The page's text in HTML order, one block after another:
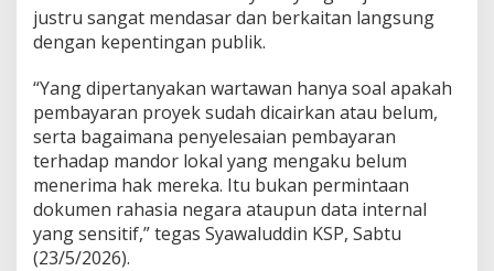
h
a
a
J
a
n
g
a
n
A
t
justru sangat mendasar dan berkaitan langsung
dengan kepentingan publik.
“Yang dipertanyakan wartawan hanya soal apakah
pembayaran proyek sudah dicairkan atau belum,
serta bagaimana penyelesaian pembayaran
terhadap mandor lokal yang mengaku belum
menerima hak mereka. Itu bukan permintaan
dokumen rahasia negara ataupun data internal
yang sensitif,” tegas Syawaluddin KSP, Sabtu
(23/5/2026).